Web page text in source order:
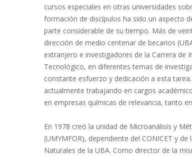
cursos especiales en otras universidades
formación de discípulos ha sido un aspecto
parte considerable de su tiempo. Más de
dirección de medio centenar de becarios
extranjero e investigadores de la Carrera de
Tecnológico, en diferentes temas de
constante esfuerzo y dedicación a esta
actualmente trabajando en cargos
en empresas químicas de relevancia, tanto
En 1978 creó la unidad de Microanálisis y
(UMYMFOR), dependiente del CONICET y
Naturales de la UBA. Como director de la